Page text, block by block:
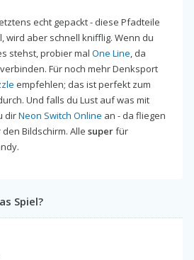
echt gepackt - diese Pfadteile
wird aber schnell knifflig. Wenn du
stehst, probier mal One Line, da
Für noch mehr Denksport
empfehlen; das ist perfekt zum
Und falls du Lust auf was mit
dirNeon Switch Online an - da fliegen
Bildschirm. Alle superfür
Spiel?